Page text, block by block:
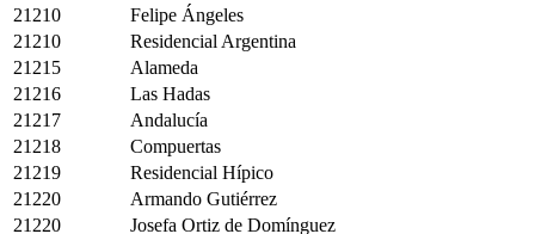
21210
Felipe Ángeles
21210
Residencial Argentina
21215
Alameda
21216
Las Hadas
21217
Andalucía
21218
Compuertas
21219
Residencial Hípico
21220
Armando Gutiérrez
21220
Josefa Ortiz de Domínguez